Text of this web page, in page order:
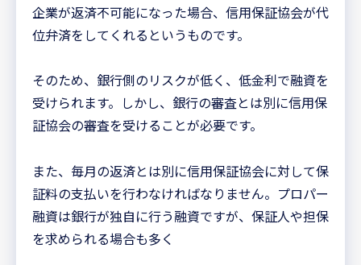
企業が返済不可能になった場合、信用保証協会が代
位弁済をしてくれるというものです。
そのため、銀行側のリスクが低く、低金利で融資を
受けられます。しかし、銀行の審査とは別に信用保
証協会の審査を受けることが必要です。
また、毎月の返済とは別に信用保証協会に対して保
証料の支払いを行わなければなりません。プロパー
融資は銀行が独自に行う融資ですが、保証人や担保
を求められる場合も多く